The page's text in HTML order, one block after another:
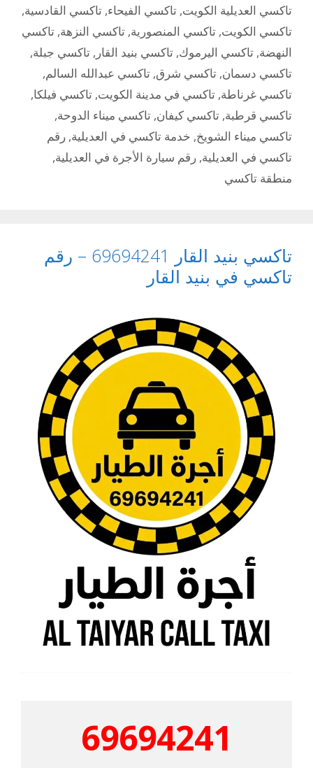
تاكسي العديلية الكويت, تاكسي الفيحاء, تاكسي القادسية,
تاكسي الكويت, تاكسي المنصورية, تاكسي النزهة, تاكسي
النهضة, تاكسي اليرموك, تاكسي بنيد القار , تاكسي جبلة,
تاكسي دسمان, تاكسي شرق, تاكسي عبدالله السالم,
تاكسي غرناطة, تاكسي في مدينة الكويت, تاكسي فيلكا,
تاكسي قرطبة, تاكسي كيفان, تاكسي ميناء الدوحة,
تاكسي ميناء الشويخ, خدمة تاكسي في العديلية, رقم
تاكسي في العديلية, رقم سيارة الأجرة في العديلية,
منطقة تاكسي
تاكسي بنيد القار 69694241 – رقم
تاكسي في بنيد القار
69694241